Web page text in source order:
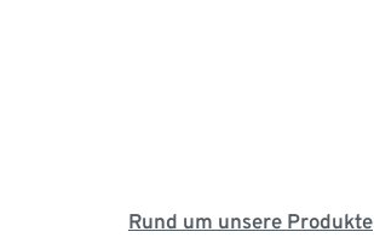
Rund um unsere Produkte